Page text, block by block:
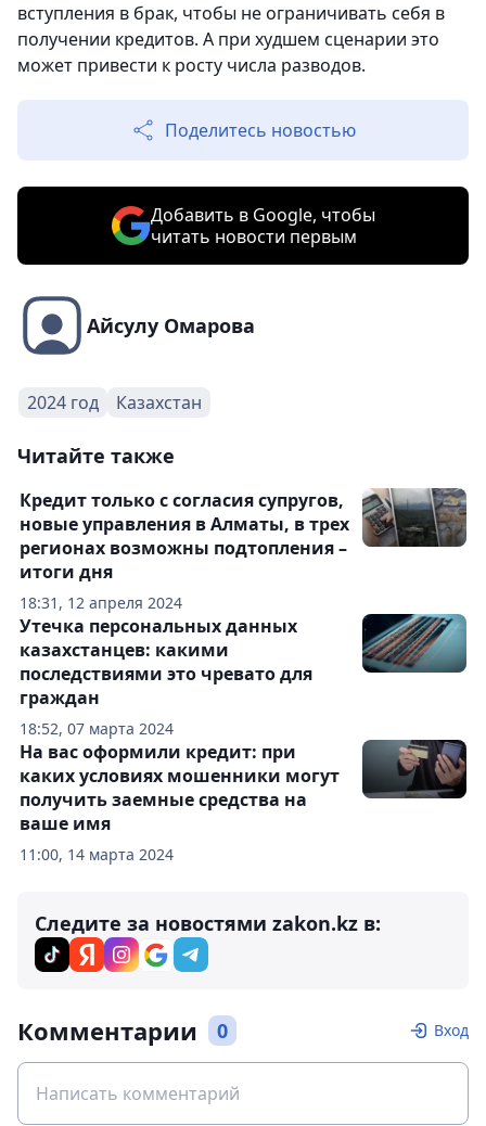
вступления в брак, чтобы не ограничивать себя в
получении кредитов. А при худшем сценарии это
может привести к росту числа разводов.
Поделитесь новостью
Добавить в Google, чтобы
читать новости первым
Айсулу Омарова
2024 год Казахстан
Читайте также
18:31, 12 апреля 2024
Кредит только с согласия супругов,
новые управления в Алматы, в трех
регионах возможны подтопления –
итоги дня
18:52, 07 марта 2024
Утечка персональных данных
казахстанцев: какими
последствиями это чревато для
граждан
11:00, 14 марта 2024
На вас оформили кредит: при
каких условиях мошенники могут
получить заемные средства на
ваше имя
Следите за новостями zakon.kz в:
Комментарии 0 Вход